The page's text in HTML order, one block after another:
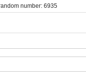
number: 6935